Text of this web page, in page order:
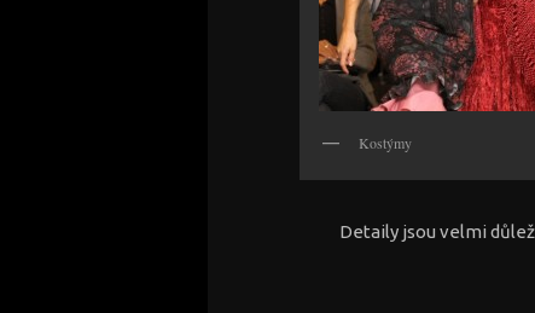
Kostýmy
Detaily jsou velmi